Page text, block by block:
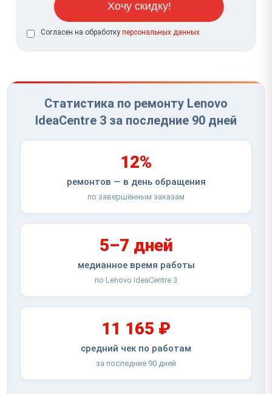
Согласен на обработку персональных данных
Статистика по ремонту Lenovo
IdeaCentre 3 за последние 90 дней
12%
ремонтов — в день обращения
по завершённым заказам
5–7 дней
медианное время работы
по Lenovo IdeaCentre 3
11 165 ₽
средний чек по работам
за последние 90 дней